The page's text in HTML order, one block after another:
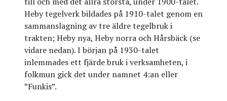
Heby tegelverk bildades på 1910-talet genom en
sammanslagning av tre äldre tegelbruk i
trakten; Heby nya, Heby norra och Hårsbäck (se
vidare nedan). I början på 1930-talet
inlemmades ett fjärde bruk i verksamheten, i
folkmun gick det under namnet 4:an eller
”Funkis”.